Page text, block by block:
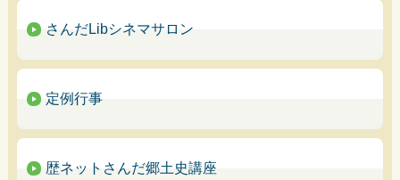
さんだLibシネマサロン
定例行事
歴ネットさんだ郷土史講座